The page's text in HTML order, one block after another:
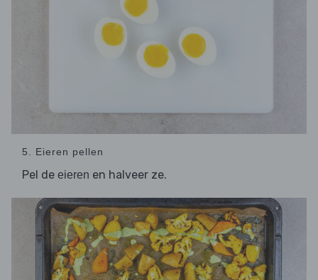
5. Eieren pellen
Pel de eieren en halveer ze.